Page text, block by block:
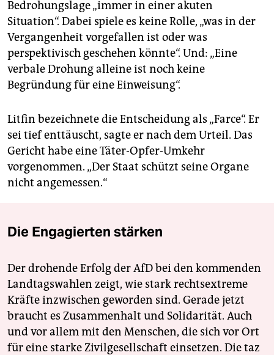
Bedrohungslage „immer in einer akuten
Situation“. Dabei spiele es keine Rolle, „was in der
Vergangenheit vorgefallen ist oder was
perspektivisch geschehen könnte“. Und: „Eine
verbale Drohung alleine ist noch keine
Begründung für eine Einweisung“.
Litfin bezeichnete die Entscheidung als „Farce“. Er
sei tief enttäuscht, sagte er nach dem Urteil. Das
Gericht habe eine Täter-Opfer-Umkehr
vorgenommen. „Der Staat schützt seine Organe
nicht angemessen.“
Die Engagierten stärken
Der drohende Erfolg der AfD bei den kommenden
Landtagswahlen zeigt, wie stark rechtsextreme
Kräfte inzwischen geworden sind. Gerade jetzt
braucht es Zusammenhalt und Solidarität. Auch
und vor allem mit den Menschen, die sich vor Ort
für eine starke Zivilgesellschaft einsetzen. Die taz